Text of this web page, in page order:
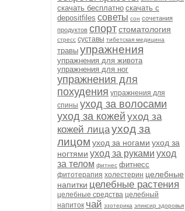
скачать бесплатно скачать с
depositfiles советы сон сочетания
продуктов спортстоматология
стресс суставы тибетская медицина
травы упражнения
упражнения для живота
упражнения для ног
упражнения для
похудения упражнения для
спины уход за волосами
уход за кожей уход за
кожей лицауход за
лицом уход за ногами уход за
ногтями уход за руками уход
за телом фитнес фитнесс
фитотерапия холестерин целебные
напитки целебные растения
целебные средства целебный
напиток чай эзотерика эликсир здоровья